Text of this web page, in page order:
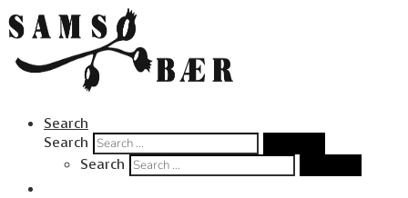
Search
Search
Search